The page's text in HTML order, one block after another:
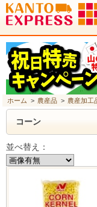
ホーム > 農産品 > 農産加工
コーン
並べ替え：